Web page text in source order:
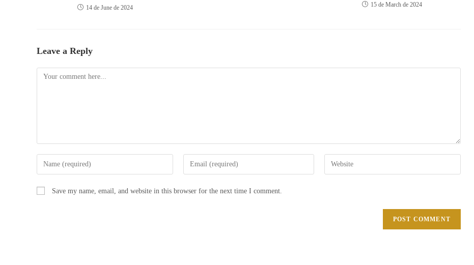
14 de June de 2024 15 de March de 2024
Leave a Reply
Save my name, email, and website in this browser for the next time I comment.